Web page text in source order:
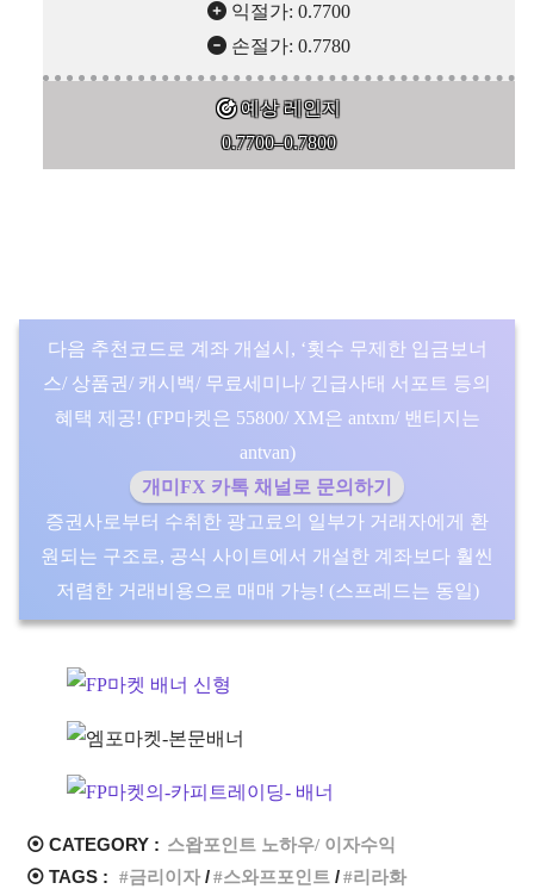
익절가: 0.7700
손절가: 0.7780
예상 레인지
0.7700–0.7800
다음 추천코드로 계좌 개설시, ‘횟수 무제한 입금보너
스/ 상품권/ 캐시백/ 무료세미나/ 긴급사태 서포트 등의
혜택 제공! (FP마켓은 55800/ XM은 antxm/ 밴티지는
antvan)
개미FX 카톡 채널로 문의하기
증권사로부터 수취한 광고료의 일부가 거래자에게 환
원되는 구조로, 공식 사이트에서 개설한 계좌보다 훨씬
저렴한 거래비용으로 매매 가능! (스프레드는 동일)
⦿ CATEGORY : 스왑포인트 노하우/ 이자수익
⦿ TAGS :
금리이자 스와프포인트 리라화